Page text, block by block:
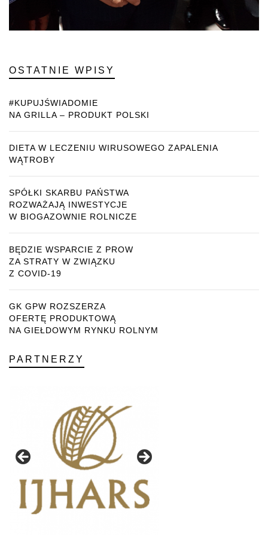
OSTATNIE WPISY
#KUPUJŚWIADOMIE
NA GRILLA – PRODUKT POLSKI
DIETA W LECZENIU WIRUSOWEGO ZAPALENIA
WĄTROBY
SPÓŁKI SKARBU PAŃSTWA
ROZWAŻAJĄ INWESTYCJE
W BIOGAZOWNIE ROLNICZE
BĘDZIE WSPARCIE Z PROW
ZA STRATY W ZWIĄZKU
Z COVID-19
GK GPW ROZSZERZA
OFERTĘ PRODUKTOWĄ
NA GIEŁDOWYM RYNKU ROLNYM
PARTNERZY